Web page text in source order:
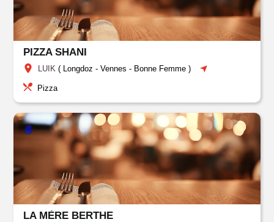
PIZZA SHANI
LUIK ( Longdoz - Vennes - Bonne Femme )
Pizza
LA MÈRE BERTHE